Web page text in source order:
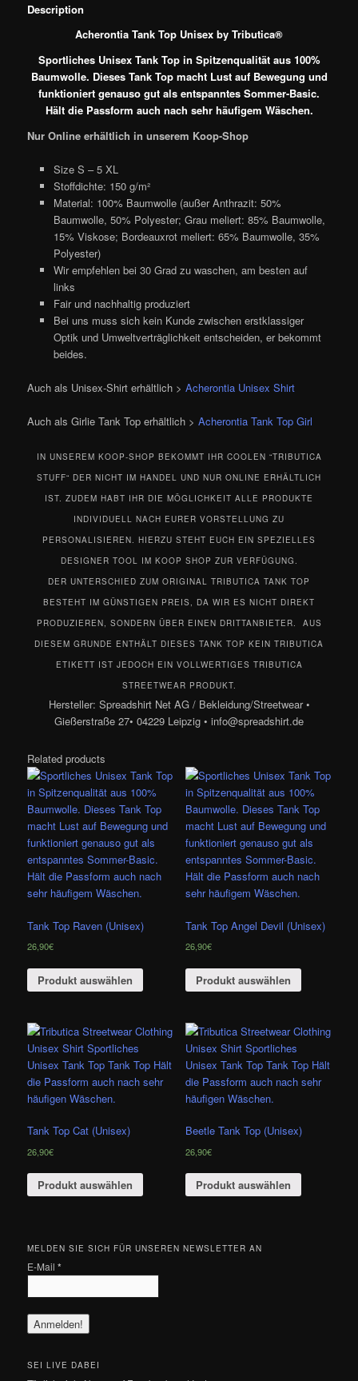
Description
Acherontia Tank Top Unisex by Tributica®
Sportliches Unisex Tank Top in Spitzenqualität aus 100%
Baumwolle. Dieses Tank Top macht Lust auf Bewegung und
funktioniert genauso gut als entspanntes Sommer-Basic.
Hält die Passform auch nach sehr häufigem Wäschen.
Nur Online erhältlich in unserem Koop-Shop
Size S – 5 XL
Stoffdichte: 150 g/m²
Material: 100% Baumwolle (außer Anthrazit: 50%
Baumwolle, 50% Polyester; Grau meliert: 85% Baumwolle,
15% Viskose; Bordeauxrot meliert: 65% Baumwolle, 35%
Polyester)
Wir empfehlen bei 30 Grad zu waschen, am besten auf
links
Fair und nachhaltig produziert
Bei uns muss sich kein Kunde zwischen erstklassiger
Optik und Umweltverträglichkeit entscheiden, er bekommt
beides.
Auch als Unisex-Shirt erhältlich >Acherontia Unisex Shirt
Auch als Girlie Tank Top erhältlich >Acherontia Tank Top Girl
IN UNSEREM KOOP-SHOP BEKOMMT IHR COOLEN “TRIBUTICA
STUFF“ DER NICHT IM HANDEL UND NUR ONLINE ERHÄLTLICH
IST. ZUDEM HABT IHR DIE MÖGLICHKEIT ALLE PRODUKTE
INDIVIDUELL NACH EURER VORSTELLUNG ZU
PERSONALISIEREN. HIERZU STEHT EUCH EIN SPEZIELLES
DESIGNER TOOL IM KOOP SHOP ZUR VERFÜGUNG.
DER UNTERSCHIED ZUM ORIGINAL TRIBUTICA TANK TOP
BESTEHT IM GÜNSTIGEN PREIS, DA WIR ES NICHT DIREKT
PRODUZIEREN, SONDERN ÜBER EINEN DRITTANBIETER. AUS
DIESEM GRUNDE ENTHÄLT DIESES TANK TOP KEIN TRIBUTICA
ETIKETT IST JEDOCH EIN VOLLWERTIGES TRIBUTICA
STREETWEAR PRODUKT.
Hersteller: Spreadshirt Net AG / Bekleidung/Streetwear •
Gießerstraße 27• 04229 Leipzig • info@spreadshirt.de
Related products
Tank Top Raven (Unisex)
26,90€
Produkt auswählen
Tank Top Angel Devil (Unisex)
26,90€
Produkt auswählen
Tank Top Cat (Unisex)
26,90€
Produkt auswählen
Beetle Tank Top (Unisex)
26,90€
Produkt auswählen
MELDEN SIE SICH FÜR UNSEREN NEWSLETTER AN
E-Mail*
SEI LIVE DABEI